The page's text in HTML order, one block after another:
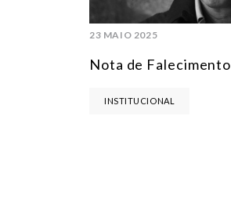
23 MAIO 2025
Nota de Falecimento
INSTITUCIONAL